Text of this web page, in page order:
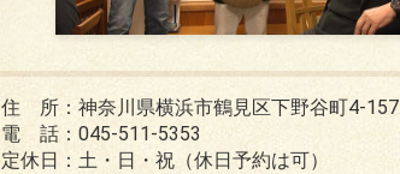
住 所：神奈川県横浜市鶴見区下野谷町4-157
電 話：045-511-5353
定休日：土・日・祝（休日予約は可）